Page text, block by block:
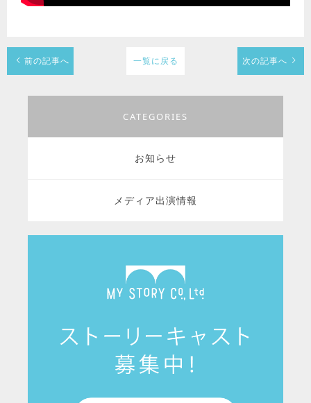
一覧に戻る
前の記事へ 次の記事へ
CATEGORIES
お知らせ
メディア出演情報